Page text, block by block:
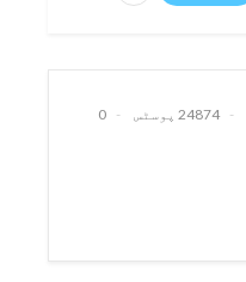
24874 پوسٹس
0